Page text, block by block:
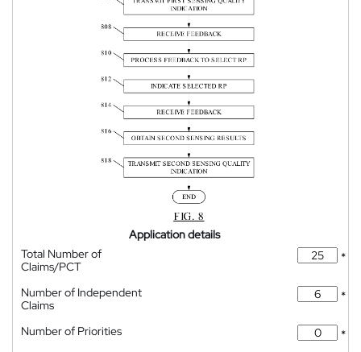
Application details
Total Number of
Claims/PCT
*
Number of Independent
Claims
*
Number of Priorities
*